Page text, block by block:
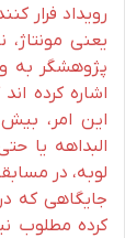
رویداد فرار
یعنی
پژوهشگر به
اشاره کرده
این امر،
البداهه یا
لوبه، در
جایگاهی که
کرده مطلوب